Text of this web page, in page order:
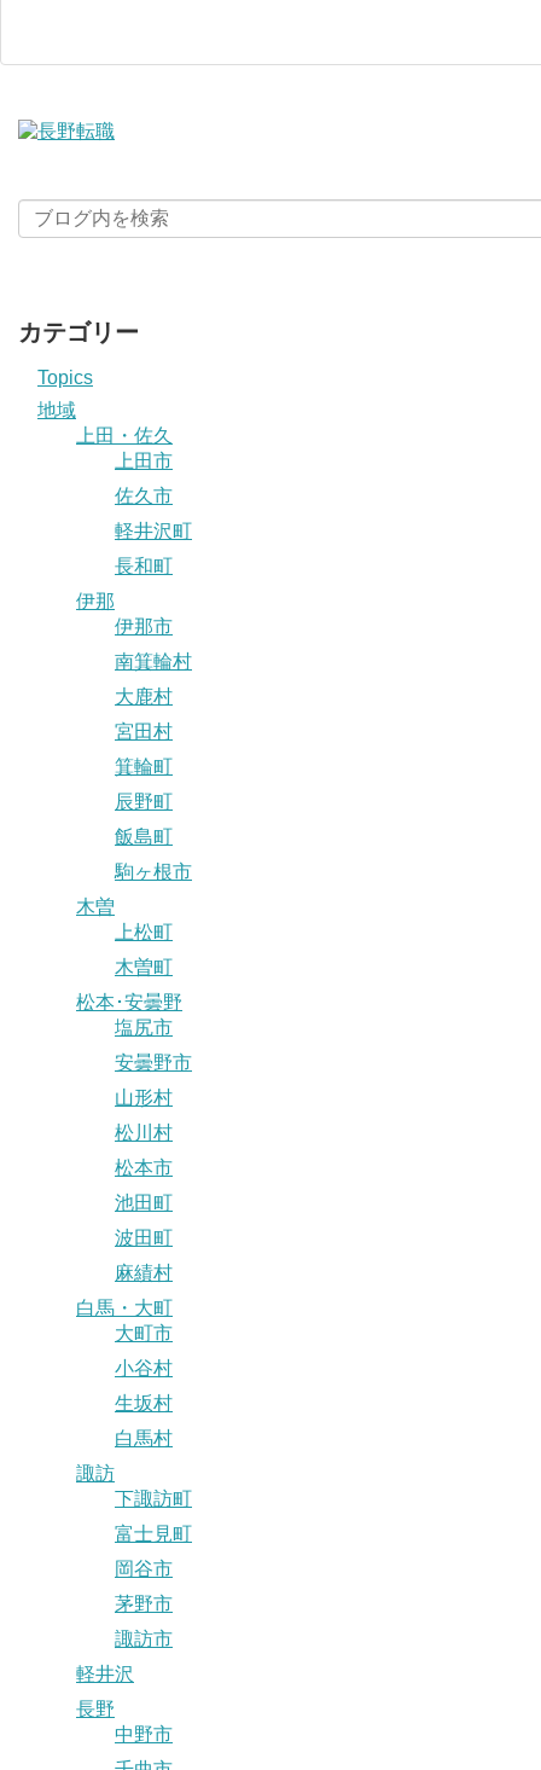
カテゴリー
Topics
地域
上田・佐久
上田市
佐久市
軽井沢町
長和町
伊那
伊那市
南箕輪村
大鹿村
宮田村
箕輪町
辰野町
飯島町
駒ヶ根市
木曽
上松町
木曽町
松本･安曇野
塩尻市
安曇野市
山形村
松川村
松本市
池田町
波田町
麻績村
白馬・大町
大町市
小谷村
生坂村
白馬村
諏訪
下諏訪町
富士見町
岡谷市
茅野市
諏訪市
軽井沢
長野
中野市